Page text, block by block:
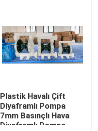
Plastik Havalı Çift
Diyaframlı Pompa
7mm Basınçlı Hava
Diyaframlı Pompa